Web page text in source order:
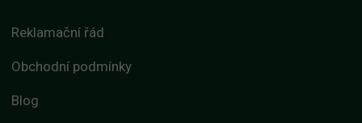
Reklamační řád
Obchodní podmínky
Blog